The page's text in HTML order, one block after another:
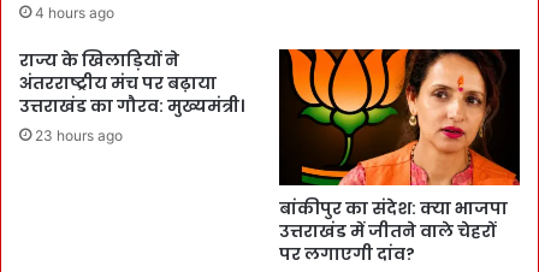
4 hours ago
राज्य के खिलाड़ियों ने
अंतरराष्ट्रीय मंच पर बढ़ाया
उत्तराखंड का गौरव: मुख्यमंत्री।
23 hours ago
बांकीपुर का संदेश: क्या भाजपा
उत्तराखंड में जीतने वाले चेहरों
पर लगाएगी दांव?